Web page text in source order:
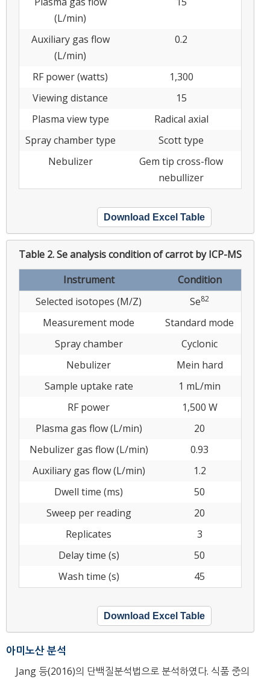
(L/min)
Auxiliary gas flow
(L/min)
0.2
RF power (watts)
1,300
Viewing distance
15
Plasma view type
Radical axial
Spray chamber type
Scott type
Nebulizer
Gem tip cross-flow
nebullizer
Download Excel Table
Table 2.Se analysis condition of carrot by ICP-MS
Instrument
Condition
Selected isotopes (M/Z)
Se82
Measurement mode
Standard mode
Spray chamber
Cyclonic
Nebulizer
Mein hard
Sample uptake rate
1 mL/min
RF power
1,500 W
Plasma gas flow (L/min)
20
Nebulizer gas flow (L/min)
0.93
Auxiliary gas flow (L/min)
1.2
Dwell time (ms)
50
Sweep per reading
20
Replicates
3
Delay time (s)
50
Wash time (s)
45
Download Excel Table
아미노산 분석
Jang 등(2016)의 단백질분석법으로 분석하였다. 식품 중의